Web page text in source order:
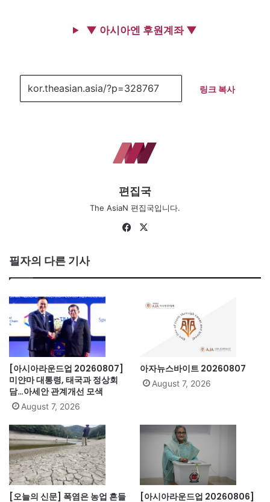
▼ 아시아엔 후원계좌 ▼
링크 복사
편집국
The AsiaN 편집국입니다.
Fa
필자의 다른 기사
[아시아라운드업 20260807]
미얀마 대통령, 태국과 정상회
담…아세안 관계개선 모색
August 7, 2026
아자뉴스바이트 20260807
August 7, 2026
[오늘의 신문] 폭염은 농업 흔들
[아시아라운드업 20260806]